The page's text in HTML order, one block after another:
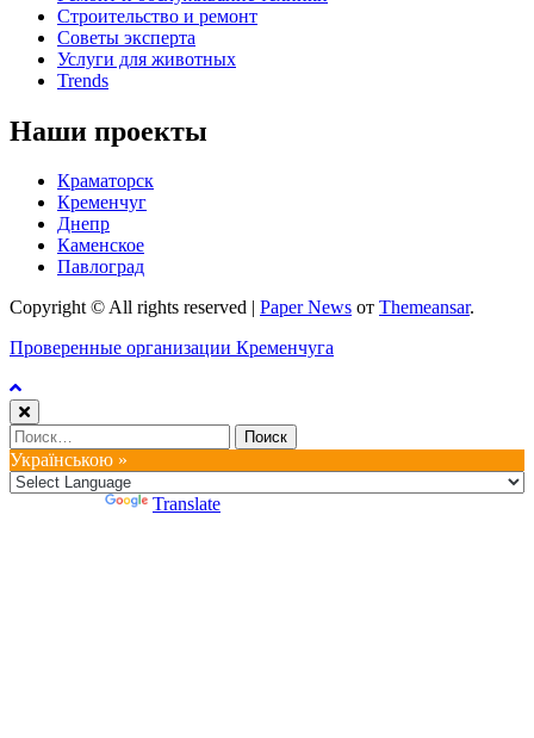
Строительство и ремонт
Советы эксперта
Услуги для животных
Trends
Наши проекты
Краматорск
Кременчуг
Днепр
Каменское
Павлоград
Copyright © All rights reserved
Paper News от Themeansar.
Проверенные организации Кременчуга
Найти:
Українською »
Translate